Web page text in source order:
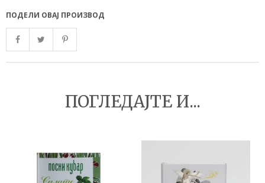
ПОДЕЛИ ОВАЈ ПРОИЗВОД
ПОГЛЕДАЈТЕ И...